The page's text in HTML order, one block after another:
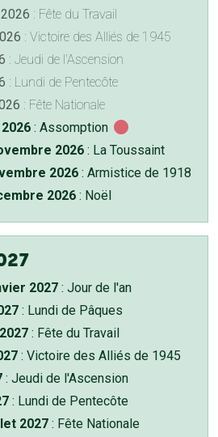
: Fête du Travail
: Victoire des Alliés de 1945
: Jeudi de l'Ascension
: Lundi de Pentecôte
: Fête Nationale
: Assomption
2026 : La Toussaint
2026 : Armistice de 1918
2026 : Noël
2027 : Jour de l'an
: Lundi de Pâques
: Fête du Travail
: Victoire des Alliés de 1945
: Jeudi de l'Ascension
: Lundi de Pentecôte
2027 : Fête Nationale